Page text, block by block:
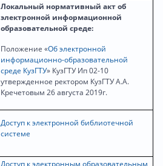
Локальный нормативный акт об
электронной информационной
образовательной среде:
Положение «Об электронной
информационно-образовательной
среде КузГТУ» КузГТУ Ип 02-10
утвержденное ректором КузГТУ А.А.
Кречетовым 26 августа 2019г.
Доступ к электронной библиотечной
системе
Доступ к электронным образовательным